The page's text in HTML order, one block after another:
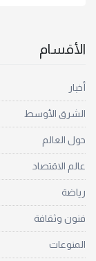
الأقسام
أخبار
الشرق الأوسط
حول العالم
عالم الاقتصاد
رياضة
فنون وثقافة
المنوعات